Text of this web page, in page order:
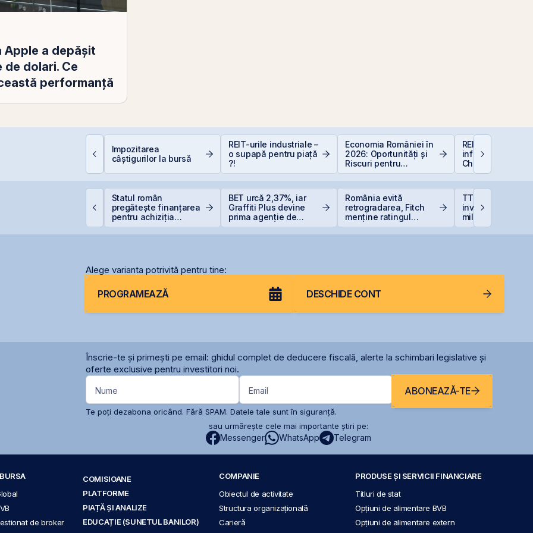
Apple a depăşit
dolari. Ce
performanță
Impozitarea
câștigurilor la bursă
REIT-urile industriale –
o supapă pentru piață
?!
Economia României în
2026: Oportunități și
Riscuri pentru
Investitori
REIT-urile de
infrastructură din
China - să
la cel ce
Statul român
pregătește finanțarea
pentru achiziția
BET urcă 2,37%, iar
Graffiti Plus devine
prima agenție de
România evită
retrogradarea, Fitch
menține ratingul
TTS finalizează
investiția de 23
milioane euro în
terminalul
Alege varianta potrivită pentru tine:
PROGRAMEAZĂ DESCHIDE CONT
Înscrie-te și primești pe email: ghidul complet de deducere fiscală, alerte la schimbari legislative și
oferte exclusive pentru investitori noi.
Nume Email ABONEAZĂ-TE
Te poți dezabona oricând. Fără SPAM. Datele tale sunt în siguranță.
sau urmărește cele mai importante știri pe:
Messenger WhatsApp Telegram
de broker
COMISIOANE
PLATFORME
PIAȚĂ ȘI ANALIZE
EDUCAȚIE (SUNETUL BANILOR)
COMPANIE
Obiectul de activitate
Structura organizațională
Carieră
PRODUSE ȘI SERVICII FINANCIARE
Titluri de stat
Opțiuni de alimentare BVB
Opțiuni de alimentare extern